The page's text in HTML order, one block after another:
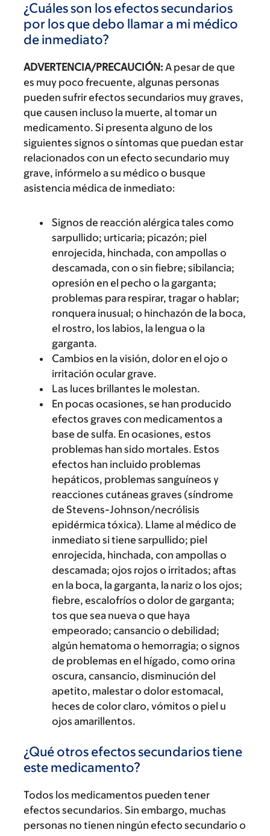
¿Cuáles son los efectos secundarios
por los que debo llamar a mi médico
de inmediato?
ADVERTENCIA/PRECAUCIÓN: A pesar de que
es muy poco frecuente, algunas personas
pueden sufrir efectos secundarios muy graves,
que causen incluso la muerte, al tomar un
medicamento. Si presenta alguno de los
siguientes signos o síntomas que puedan estar
relacionados con un efecto secundario muy
grave, infórmelo a su médico o busque
asistencia médica de inmediato:
Signos de reacción alérgica tales como
sarpullido; urticaria; picazón; piel
enrojecida, hinchada, con ampollas o
descamada, con o sin fiebre; sibilancia;
opresión en el pecho o la garganta;
problemas para respirar, tragar o hablar;
ronquera inusual; o hinchazón de la boca,
el rostro, los labios, la lengua o la
garganta.
Cambios en la visión, dolor en el ojo o
irritación ocular grave.
Las luces brillantes le molestan.
En pocas ocasiones, se han producido
efectos graves con medicamentos a
base de sulfa. En ocasiones, estos
problemas han sido mortales. Estos
efectos han incluido problemas
hepáticos, problemas sanguíneos y
reacciones cutáneas graves (síndrome
de Stevens-Johnson/necrólisis
epidérmica tóxica). Llame al médico de
inmediato si tiene sarpullido; piel
enrojecida, hinchada, con ampollas o
descamada; ojos rojos o irritados; aftas
en la boca, la garganta, la nariz o los ojos;
fiebre, escalofríos o dolor de garganta;
tos que sea nueva o que haya
empeorado; cansancio o debilidad;
algún hematoma o hemorragia; o signos
de problemas en el hígado, como orina
oscura, cansancio, disminución del
apetito, malestar o dolor estomacal,
heces de color claro, vómitos o piel u
ojos amarillentos.
¿Qué otros efectos secundarios tiene
este medicamento?
Todos los medicamentos pueden tener
efectos secundarios. Sin embargo, muchas
personas no tienen ningún efecto secundario o